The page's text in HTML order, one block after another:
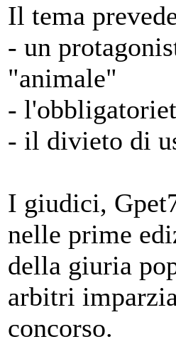
Il tema
- un
"animale"
-
- il divieto di
I giudici,
nelle prime
della giuria
arbitri
concorso.